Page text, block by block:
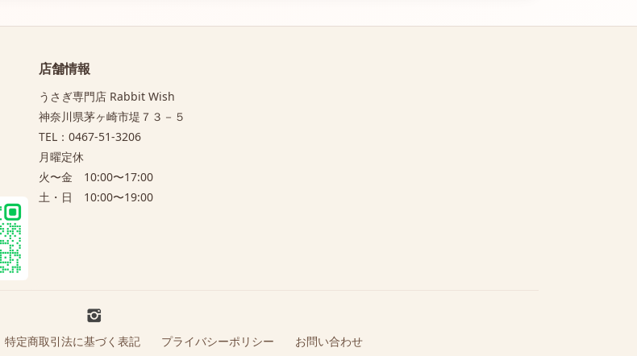
店舗情報
うさぎ専門店 Rabbit Wish
神奈川県茅ヶ崎市堤７３－５
TEL：0467-51-3206
月曜定休
火〜金 10:00〜17:00
土・日 10:00〜19:00
特定商取引法に基づく表記 プライバシーポリシー
お問い合わせ